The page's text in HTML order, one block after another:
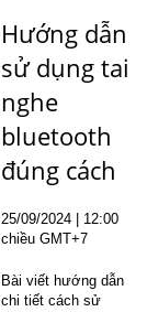
Hướng dẫn
sử dụng tai
nghe
bluetooth
đúng cách
25/09/2024 | 12:00
chiều GMT+7
Bài viết hướng dẫn
chi tiết cách sử